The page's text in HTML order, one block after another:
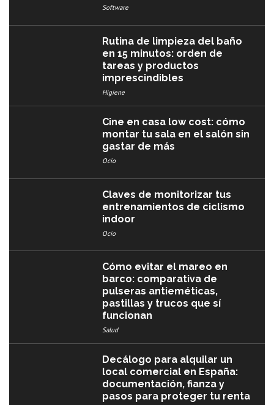
Software
Rutina de limpieza del baño
en 15 minutos: orden de
tareas y productos
imprescindibles
Higiene
Cine en casa low cost: cómo
montar tu sala en el salón sin
gastar de más
Ocio
Claves de monitorizar tus
entrenamientos de ciclismo
indoor
Ocio
Cómo evitar el mareo en
barco: comparativa de
pulseras antieméticas,
pastillas y trucos que sí
funcionan
Salud
Decálogo para alquilar un
local comercial en España:
documentación, fianza y
pasos para proteger tu renta